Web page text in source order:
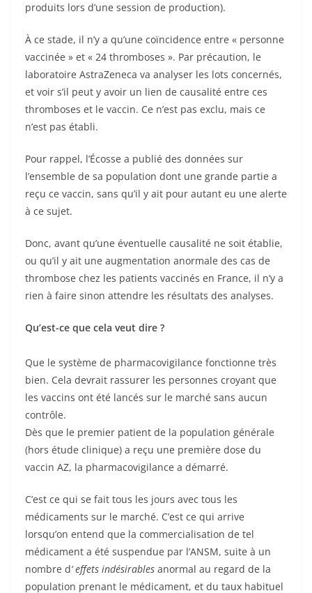
produits lors d’une session de production).
À ce stade, il n’y a qu’une coïncidence entre « personne
vaccinée » et « 24 thromboses ». Par précaution, le
laboratoire AstraZeneca va analyser les lots concernés,
et voir s’il peut y avoir un lien de causalité entre ces
thromboses et le vaccin. Ce n’est pas exclu, mais ce
n’est pas établi.
Pour rappel, l’Écosse a publié des données sur
l’ensemble de sa population dont une grande partie a
reçu ce vaccin, sans qu’il y ait pour autant eu une alerte
à ce sujet.
Donc, avant qu’une éventuelle causalité ne soit établie,
ou qu’il y ait une augmentation anormale des cas de
thrombose chez les patients vaccinés en France, il n’y a
rien à faire sinon attendre les résultats des analyses.
Qu’est-ce que cela veut dire ?
Que le système de pharmacovigilance fonctionne très
bien. Cela devrait rassurer les personnes croyant que
les vaccins ont été lancés sur le marché sans aucun
contrôle.
Dès que le premier patient de la population générale
(hors étude clinique) a reçu une première dose du
vaccin AZ, la pharmacovigilance a démarré.
C’est ce qui se fait tous les jours avec tous les
médicaments sur le marché. C’est ce qui arrive
lorsqu’on entend que la commercialisation de tel
médicament a été suspendue par l’ANSM, suite à un
nombre d‘ effets indésirables anormal au regard de la
population prenant le médicament, et du taux habituel